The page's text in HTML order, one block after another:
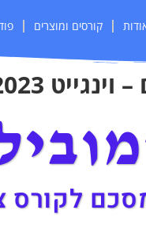
קורסים ומוצרים
2023
לקורס